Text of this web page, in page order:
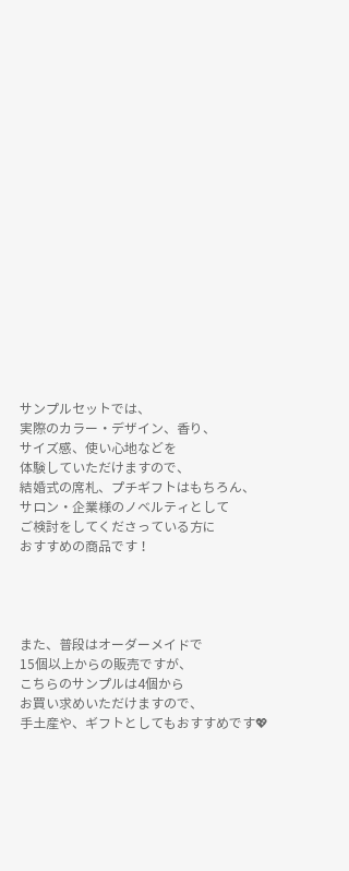
サンプルセットでは、
実際のカラー・デザイン、香り、
サイズ感、使い心地などを
体験していただけますので、
結婚式の席札、プチギフトはもちろん、
サロン・企業様のノベルティとして
ご検討をしてくださっている方に
おすすめの商品です！
また、普段はオーダーメイドで
15個以上からの販売ですが、
こちらのサンプルは4個から
お買い求めいただけますので、
手土産や、ギフトとしてもおすすめです💖